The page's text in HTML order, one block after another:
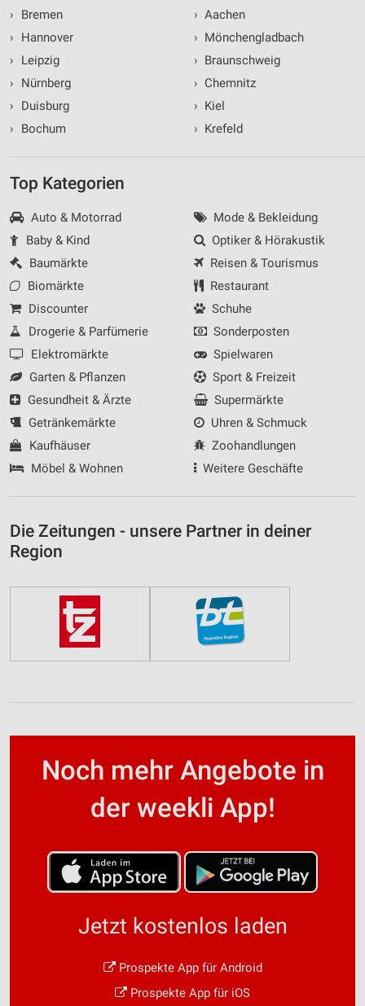
›
Bremen
›
Hannover
›
Leipzig
›
Nürnberg
›
Duisburg
›
Bochum
› Aachen
› Mönchengladbach
› Braunschweig
› Chemnitz
› Kiel
› Krefeld
Top Kategorien
Auto & Motorrad
Baby & Kind
Baumärkte
Biomärkte
Discounter
Drogerie & Parfümerie
Elektromärkte
Garten & Pflanzen
Gesundheit & Ärzte
Getränkemärkte
Kaufhäuser
Möbel & Wohnen
Mode & Bekleidung
Optiker & Hörakustik
Reisen & Tourismus
Restaurant
Schuhe
Sonderposten
Spielwaren
Sport & Freizeit
Supermärkte
Uhren & Schmuck
Zoohandlungen
Weitere Geschäfte
Die Zeitungen - unsere Partner in deiner
Region
Noch mehr Angebote in
der weekli App!
Jetzt kostenlos laden
Prospekte App für Android
Prospekte App für iOS